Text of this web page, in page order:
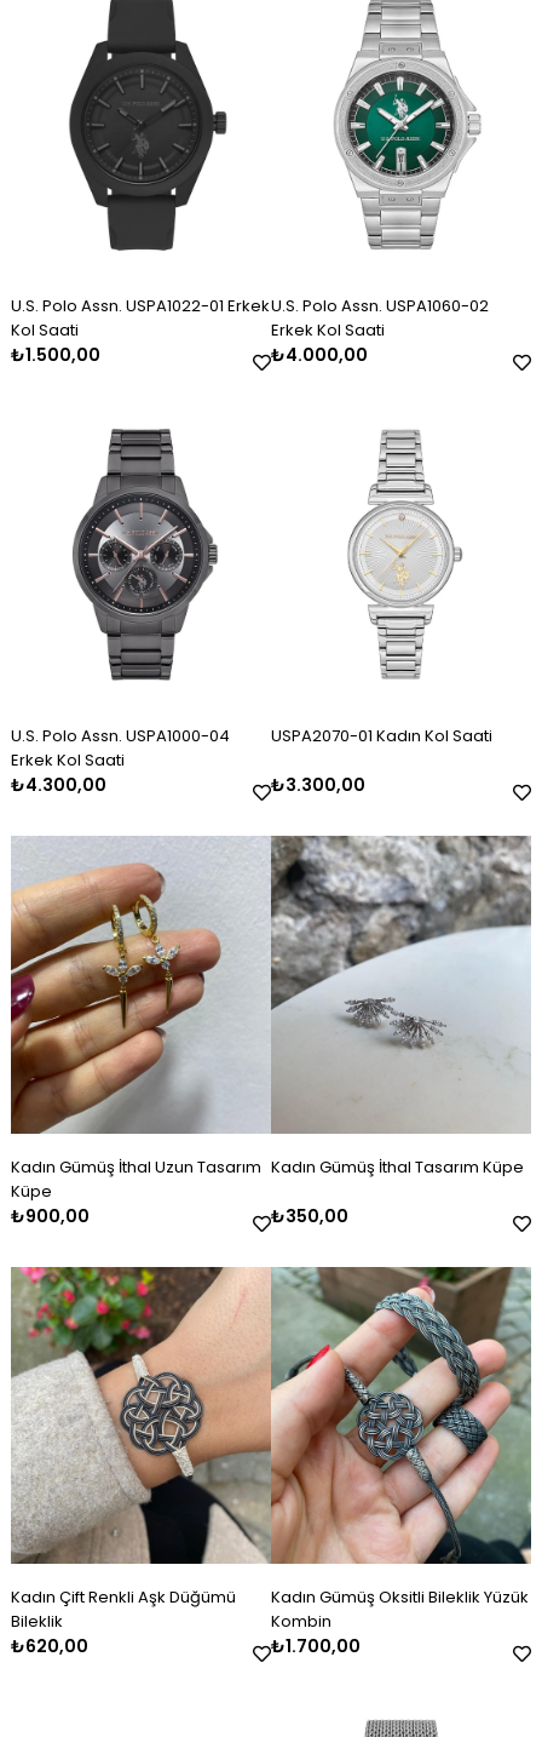
Erkek Gümüş Kazaziye Tesbih
₺2.120,00
Kadın Gümüş Trend Tasarım
₺11.000,00
Kadın Gümüş Taşlı Markiz
Bileklik 2325
₺3.000,00
U.S. Polo Assn. USPA1022-01 Erkek
Kol Saati
₺1.500,00
U.S. Polo Assn. USPA1060-02
Erkek Kol Saati
₺4.000,00
U.S. Polo Assn. USPA1000-04
Erkek Kol Saati
₺4.300,00
USPA2070-01 Kadın Kol Saati
₺3.300,00
Kadın Gümüş İthal Uzun Tasarım
Küpe
₺900,00
Kadın Gümüş İthal Tasarım Küpe
₺350,00
Kadın Çift Renkli Aşk Düğümü
Bileklik
₺620,00
Kadın Gümüş Oksitli Bileklik Yüzük
Kombin
₺1.700,00